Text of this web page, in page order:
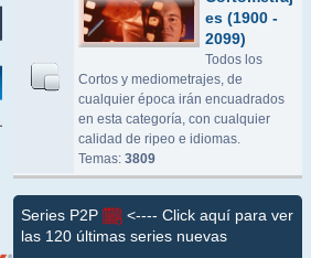
es (1900 -
2099)
Todos los
Cortos y mediometrajes, de
cualquier época irán encuadrados
en esta categoría, con cualquier
calidad de ripeo e idiomas.
Temas: 3809
Series P2P
<---- Click aquí para ver
las 120 últimas series nuevas